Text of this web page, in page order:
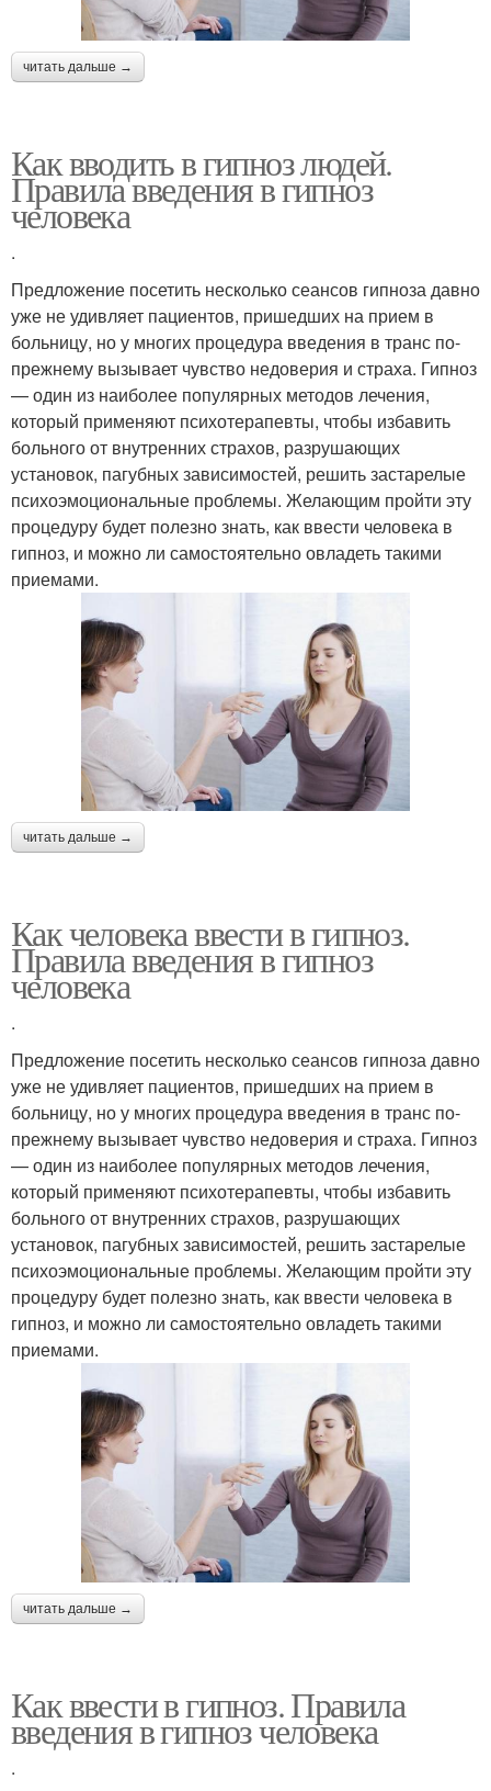
читать дальше →
Как вводить в гипноз людей.
Правила введения в гипноз
человека
.
Предложение посетить несколько сеансов гипноза давно
уже не удивляет пациентов, пришедших на прием в
больницу, но у многих процедура введения в транс по-
прежнему вызывает чувство недоверия и страха. Гипноз
— один из наиболее популярных методов лечения,
который применяют психотерапевты, чтобы избавить
больного от внутренних страхов, разрушающих
установок, пагубных зависимостей, решить застарелые
психоэмоциональные проблемы. Желающим пройти эту
процедуру будет полезно знать, как ввести человека в
гипноз, и можно ли самостоятельно овладеть такими
приемами.
читать дальше →
Как человека ввести в гипноз.
Правила введения в гипноз
человека
.
Предложение посетить несколько сеансов гипноза давно
уже не удивляет пациентов, пришедших на прием в
больницу, но у многих процедура введения в транс по-
прежнему вызывает чувство недоверия и страха. Гипноз
— один из наиболее популярных методов лечения,
который применяют психотерапевты, чтобы избавить
больного от внутренних страхов, разрушающих
установок, пагубных зависимостей, решить застарелые
психоэмоциональные проблемы. Желающим пройти эту
процедуру будет полезно знать, как ввести человека в
гипноз, и можно ли самостоятельно овладеть такими
приемами.
читать дальше →
Как ввести в гипноз. Правила
введения в гипноз человека
.